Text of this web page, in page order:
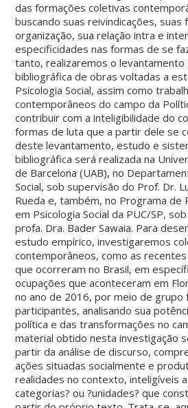
das formações coletivas
buscando suas reivindicações, suas
organização, sua relação intra e
especificidades nas formas de se
tanto, realizaremos o levantamento
bibliográfica de obras voltadas a
Psicologia Social, assim como
contemporâneos do campo da
contribuir com a inteligibilidade do
formas de luta que a partir dele se
deste levantamento, estudo e
bibliográfica será realizada na
de Barcelona (UAB), no
Social, sob supervisão do Prof. Dr.
Rueda e, também, no Programa de
em Psicologia Social da PUC/SP,
profa. Dra. Bader Sawaia. Para
estudo empírico, investigaremos
contemporâneos, como as recentes
que ocorreram no Brasil, em
ocupações que aconteceram em
no ano de 2016, por meio de grupo
participantes, analisando sua
política e das transformações no
material obtido nesta investigação
partir da análise de discurso,
ações situadas socialmente e
realidades no contexto, inteligíveis
categorias? ou ?unidades? que